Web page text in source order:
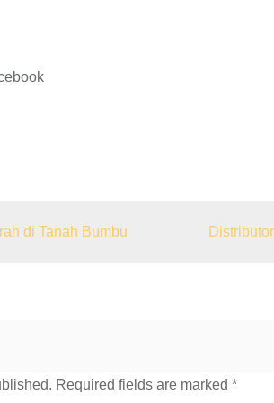
di Tanah Bumbu
Required fields are marked *